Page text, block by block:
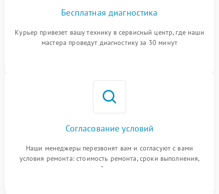
Бесплатная диагностика
Курьер привезет вашу технику в сервисный центр, где наши
мастера проведут диагностику за 30 минут
Согласование условий
Наши менеджеры перезвонят вам и согласуют с вами
условия ремонта: стоимость ремонта, сроки выполнения,
гарантийные условия